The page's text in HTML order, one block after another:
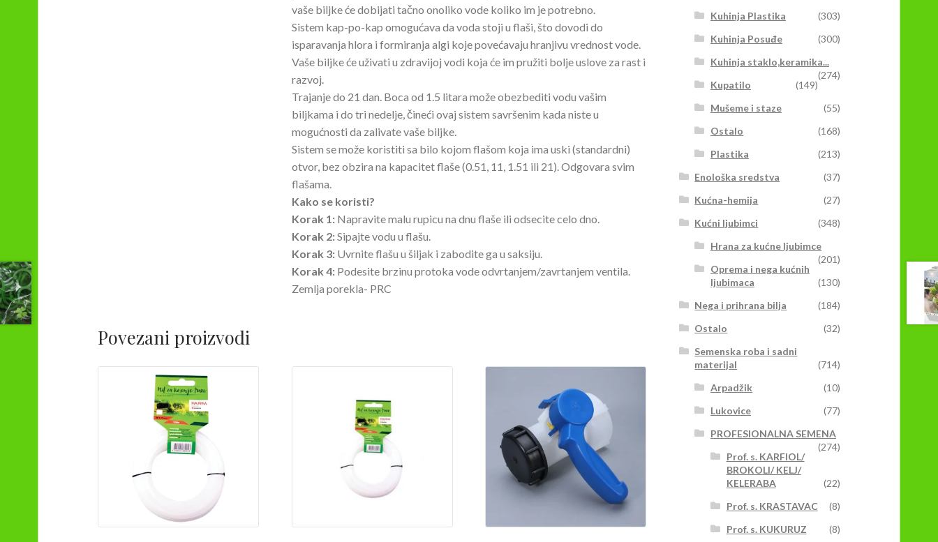
vaše biljke će dobijati tačno onoliko vode koliko im je potrebno.
Sistem kap-po-kap omogućava da voda stoji u flaši, što dovodi do
isparavanja hlora i formiranja algi koje povećavaju hranjivu vrednost vode.
Vaše biljke će uživati u zdravijoj vodi koja će im pružiti bolje uslove za rast i
razvoj.
Trajanje do 21 dan. Boca od 1.5 litara može obezbediti vodu vašim
biljkama i do tri nedelje, čineći ovaj sistem savršenim kada niste u
mogućnosti da zalivate vaše biljke.
Sistem se može koristiti sa bilo kojom flašom koja ima uski (standardni)
otvor, bez obzira na kapacitet flaše (0.51, 11, 1.51 ili 21). Odgovara svim
flašama.
Kako se koristi?
Korak 1:Napravite malu rupicu na dnu flaše ili odsecite celo dno.
Korak 2:Sipajte vodu u flašu.
Korak 3:Uvrnite flašu u šiljak i zabodite ga u saksiju.
Korak 4:Podesite brzinu protoka vode odvrtanjem/zavrtanjem ventila.
Zemlja porekla- PRC
Povezani proizvodi
Kuhinja Plastika
(303)
Kuhinja Posuđe
(300)
Kuhinja staklo,keramika...
(274)
Kupatilo
(149)
Mušeme i staze
(55)
Ostalo
(168)
Plastika
(213)
Enološka sredstva
(37)
Kućna-hemija
(27)
Kućni ljubimci
(348)
Hrana za kućne ljubimce
(201)
Oprema i nega kućnih
ljubimaca
(130)
Nega i prihrana bilja
(184)
Ostalo
(32)
Semenska roba i sadni
materijal
(714)
Arpadžik
(10)
Lukovice
(77)
PROFESIONALNA SEMENA
(274)
Prof. s. KARFIOL/
BROKOLI/ KELJ/
KELERABA
(22)
Prof. s. KRASTAVAC
(8)
Prof. s. KUKURUZ
(8)